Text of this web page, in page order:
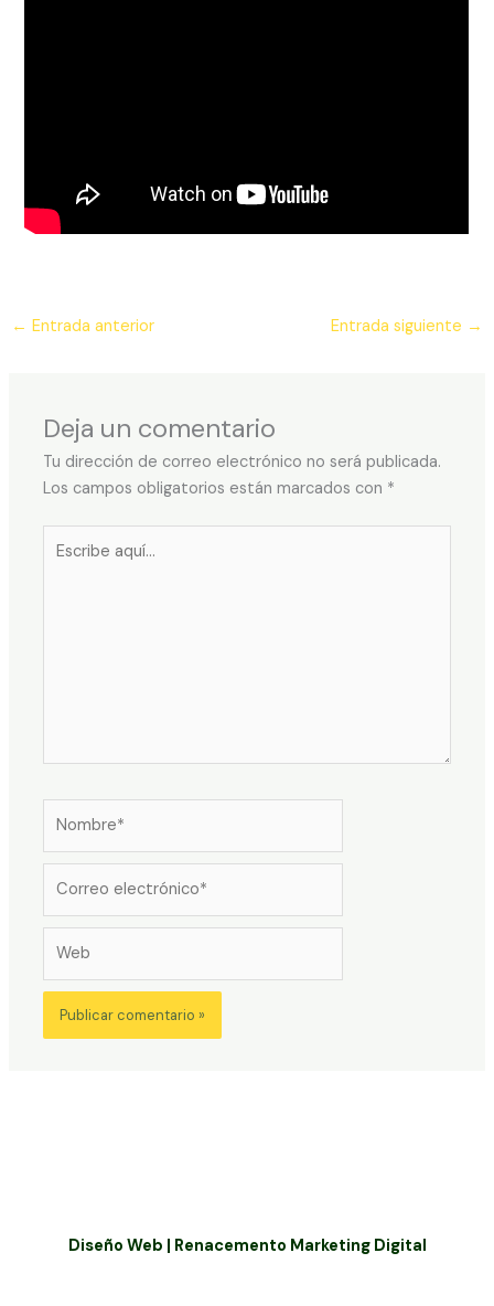
← Entrada anterior Entrada siguiente →
Deja un comentario
Tu dirección de correo electrónico no será publicada.
Los campos obligatorios están marcados con *
electrónico*
Diseño Web | Renacemento Marketing Digital